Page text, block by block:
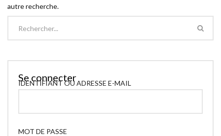
autre recherche.
Se connecter
IDENTIFIANT OU ADRESSE E-MAIL
MOT DE PASSE